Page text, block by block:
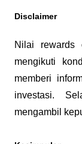
Disclaimer
Nilai rewards
mengikuti
memberi
investasi.
mengambil